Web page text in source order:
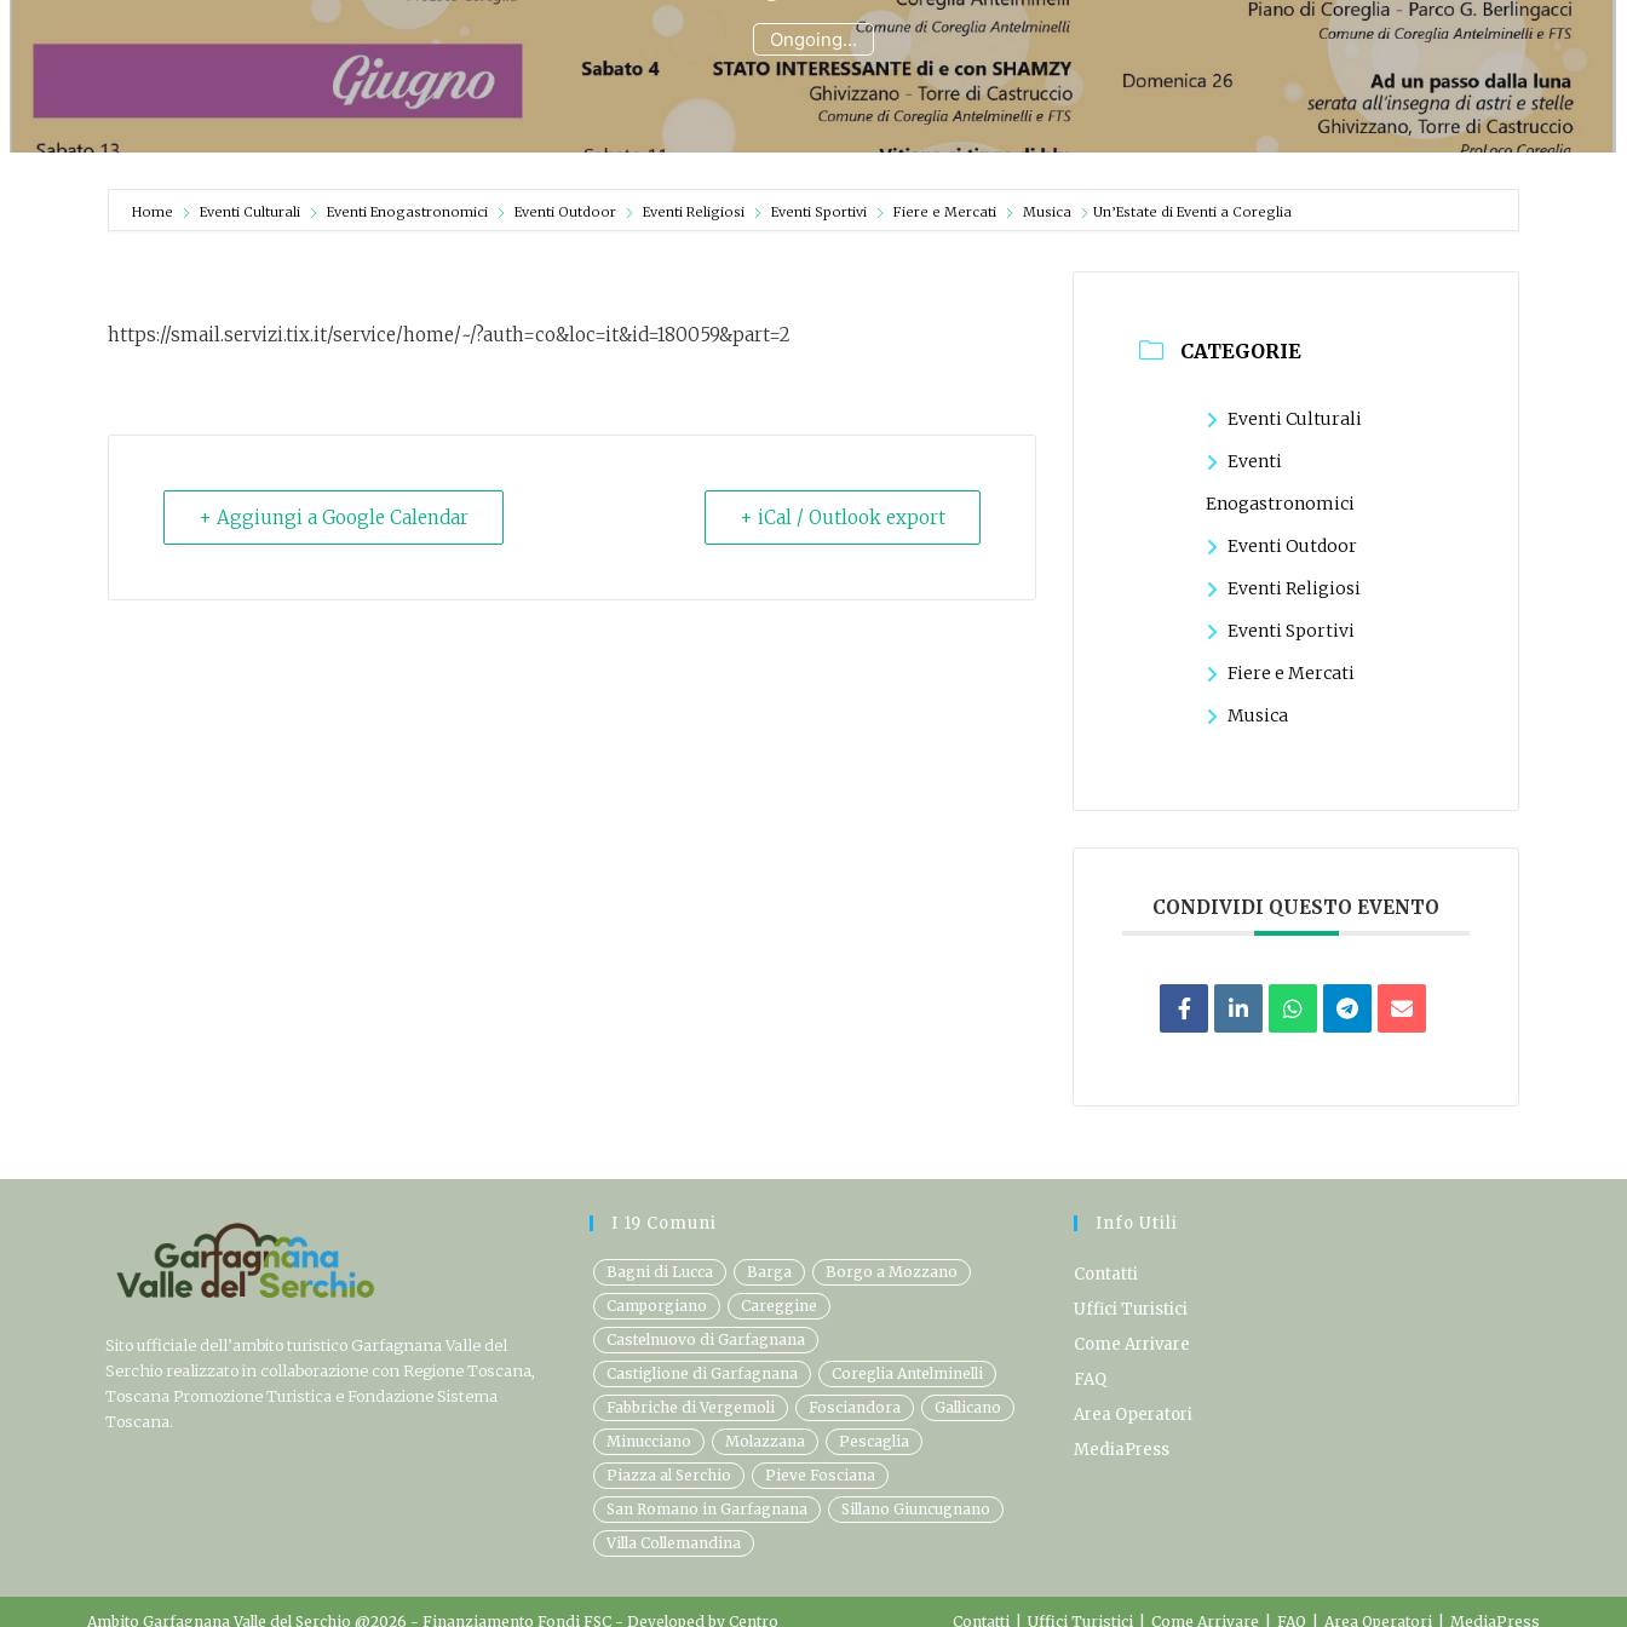
Ongoing...
Home Eventi Culturali Eventi Enogastronomici Eventi Outdoor Eventi Religiosi Eventi Sportivi Fiere e Mercati Musica Un’Estate di Eventi a Coreglia
https://smail.servizi.tix.it/service/home/~/?auth=co&loc=it&id=180059&part=2
+ Aggiungi a Google Calendar + iCal / Outlook export
CATEGORIE
Eventi Culturali
Eventi
Enogastronomici
Eventi Outdoor
Eventi Religiosi
Eventi Sportivi
Fiere e Mercati
Musica
CONDIVIDI QUESTO EVENTO
Sito ufficiale dell’ambito turistico Garfagnana Valle del
Serchio realizzato in collaborazione con Regione Toscana,
Toscana Promozione Turistica e Fondazione Sistema
Toscana.
I 19 Comuni
Bagni di Lucca Barga
Borgo a Mozzano
Camporgiano
Careggine
Castelnuovo di Garfagnana
Castiglione di Garfagnana
Coreglia Antelminelli
Fabbriche di Vergemoli
Fosciandora
Gallicano
Minucciano
Molazzana
Pescaglia
Piazza al Serchio
Pieve Fosciana
San Romano in Garfagnana
Sillano Giuncugnano
Villa Collemandina
Info Utili
Contatti
Uffici Turistici
Come Arrivare
FAQ
Area Operatori
MediaPress
Contatti Uffici Turistici Come Arrivare FAQ Area Operatori MediaPress
Ambito Garfagnana Valle del Serchio @2026 - Finanziamento Fondi FSC - Developed by Centro